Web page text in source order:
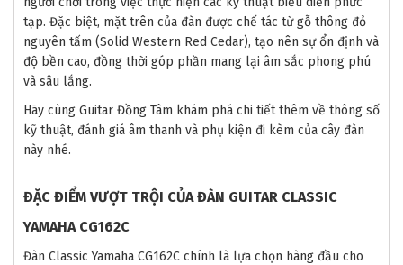
tạp. Đặc biệt, mặt trên của đàn được chế tác từ gỗ thông đỏ
nguyên tấm (Solid Western Red Cedar), tạo nên sự ổn định và
độ bền cao, đồng thời góp phần mang lại âm sắc phong phú
và sâu lắng.
Hãy cùng Guitar Đồng Tâm khám phá chi tiết thêm về thông số
kỹ thuật, đánh giá âm thanh và phụ kiện đi kèm của cây đàn
này nhé.
ĐẶC ĐIỂM VƯỢT TRỘI CỦA ĐÀN GUITAR CLASSIC
YAMAHA CG162C
Đàn Classic Yamaha CG162C chính là lựa chọn hàng đầu cho